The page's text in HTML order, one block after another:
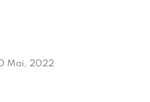
Mai, 2022